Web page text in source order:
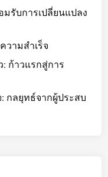
รับการเปลี่ยนแปลง
ามสำเร็จ
ก้าวแรกสู่การ
กลยุทธ์จากผู้ประสบ